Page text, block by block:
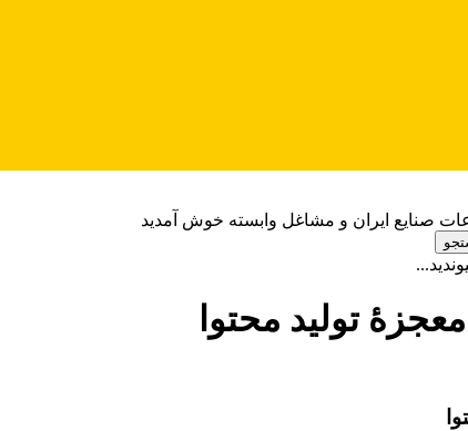
صنایع ایران و مشاغل وابسته خوش آمدید
تولید محتوا